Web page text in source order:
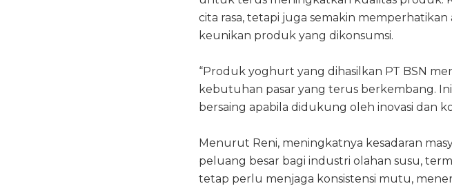
cita rasa, tetapi juga semakin
keunikan produk yang dikonsumsi.
“Produk yoghurt yang dihasilkan PT BSN
kebutuhan pasar yang terus berkembang.
bersaing apabila didukung oleh inovasi dan
Menurut Reni, meningkatnya kesadaran
peluang besar bagi industri olahan susu,
tetap perlu menjaga konsistensi mutu,